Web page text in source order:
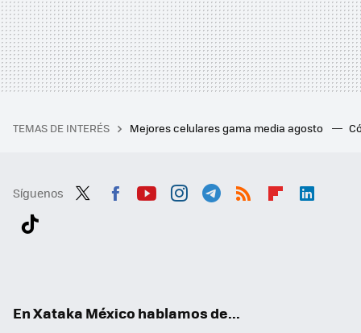
TEMAS DE INTERÉS Mejores celulares gama media agosto
Síguenos
En Xataka México hablamos de...